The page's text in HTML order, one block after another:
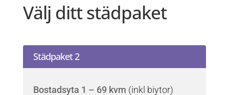
Välj ditt städpaket
Städpaket 2
Bostadsyta 1 – 69 kvm (inkl biytor)